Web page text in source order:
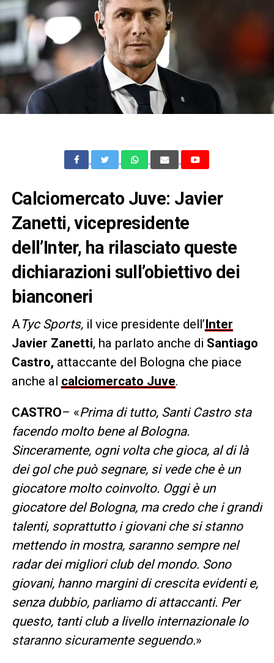
Calciomercato Juve: Javier
Zanetti, vicepresidente
dell’Inter, ha rilasciato queste
dichiarazioni sull’obiettivo dei
bianconeri
ATyc Sports,il vice presidente dell’Inter
Javier Zanetti, ha parlato anche di Santiago
Castro, attaccante del Bologna che piace
anche al calciomercato Juve.
CASTRO– «Prima di tutto, Santi Castro sta
facendo molto bene al Bologna.
Sinceramente, ogni volta che gioca, al di là
dei gol che può segnare, si vede che è un
giocatore molto coinvolto. Oggi è un
giocatore del Bologna, ma credo che i grandi
talenti, soprattutto i giovani che si stanno
mettendo in mostra, saranno sempre nel
radar dei migliori club del mondo. Sono
giovani, hanno margini di crescita evidenti e,
senza dubbio, parliamo di attaccanti. Per
questo, tanti club a livello internazionale lo
staranno sicuramente seguendo.»